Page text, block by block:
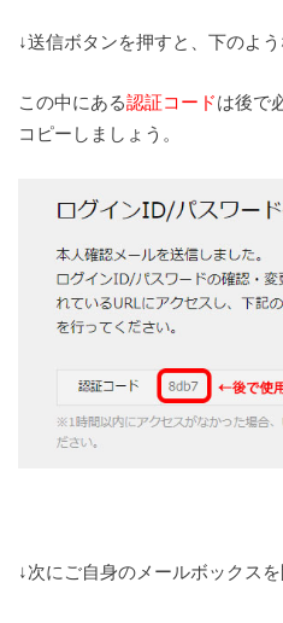
↓送信ボタンを押すと、下のよう
この中にある認証コードは後で
コピーしましょう。
↓次にご自身のメールボックスを